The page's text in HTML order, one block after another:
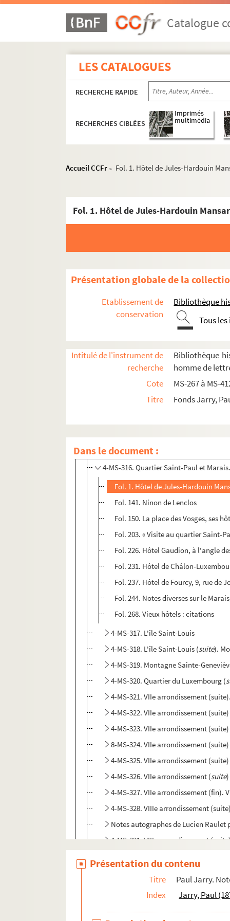
Catalogue
LES CATALOGUES
RECHERCHE RAPIDE
RECHERCHES CIBLÉES
Imprimés
multimédia
Accueil CCFr > Fol. 1. Hôtel de Jules-Hardouin
Fol. 1. Hôtel de Jules-Hardouin
Présentation globale de la
Etablissement de
conservation
Bibliothèque
Tous
Intitulé de l'instrument de
recherche
Bibliothèque
homme de
Cote
MS-267 à MS-
Titre
Fonds Jarry,
Dans le document :
Paul Jarry. Dossiers sur Paris (quartiers,
4-MS-310. [Volume 1. Ier et IIe
4-MS-311. « Le quartier du Palais-
4-MS-312. L'Opéra
4-MS-314. « Le Temple et le Marais »
4-MS-315. « Le quartier Saint-Antoine
4-MS-316. Quartier Saint-Paul et
Fol. 1. Hôtel de Jules-Hardouin
Fol. 141. Ninon de Lenclos
Fol. 150. La place des Vosges, ses
Fol. 203. « Visite au quartier Saint-
Fol. 226. Hôtel Gaudion, à l'angle
Fol. 231. Hôtel de Châlon-
Fol. 237. Hôtel de Fourcy, 9, rue de
Fol. 244. Notes diverses sur le
Fol. 268. Vieux hôtels : citations
4-MS-317. L'île Saint-Louis
4-MS-318. L'île Saint-Louis (suite).
4-MS-319. Montagne Sainte-
4-MS-320. Quartier du Luxembourg (
4-MS-321. VIIe arrondissement
4-MS-322. VIIe arrondissement (suite)
4-MS-323. VIIe arrondissement (suite)
8-MS-324. VIIe arrondissement (suite)
4-MS-325. VIIe arrondissement (suite)
4-MS-326. VIIe arrondissement (suite)
4-MS-327. VIIe arrondissement (fin).
4-MS-328. VIIIe arrondissement
Notes autographes de Lucien
4-MS-331. VIIIe arrondissement
Présentation du contenu
Titre
Paul Jarry.
Index
Jarry, Paul